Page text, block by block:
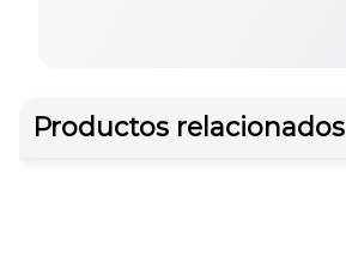
Productos relacionados